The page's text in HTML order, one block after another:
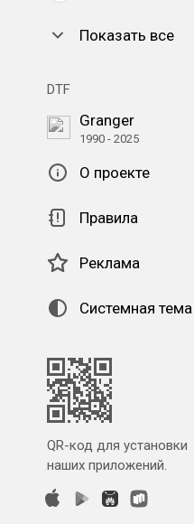
Показать все
DTF
Granger
1990 - 2025
О проекте
Правила
Реклама
Системная тема
QR-код для установки
наших приложений.